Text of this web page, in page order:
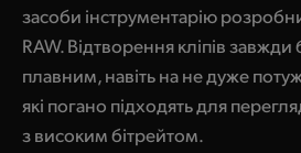
засоби інструментарію
RAW. Відтворення кліпів
плавним, навіть на не дуже
які погано підходять для
з високим бітрейтом.